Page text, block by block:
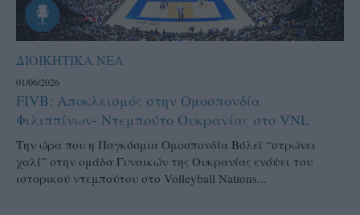
ΔΙΟΙΚΗΤΙΚΑ ΝΕΑ
01/06/2026
FIVB: Αποκλεισμός στην Ομοσπονδία
Φιλιππίνων- Ντεμπούτο Ουκρανίας στο VNL
Την ώρα που η Παγκόσμια Ομοσπονδία Βόλεϊ “στρώνει
χαλί” στην ομάδα Γυναικών της Ουκρανίας ενόψει του
ιστορικού ντεμπούτου στο Volleyball Nations...